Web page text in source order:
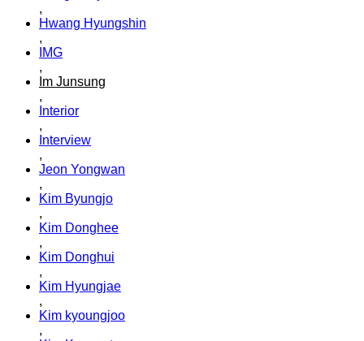
,
Hwang Hyungshin
,
IMG
,
Im Junsung
,
Interior
,
Interview
,
Jeon Yongwan
,
Kim Byungjo
,
Kim Donghee
,
Kim Donghui
,
Kim Hyungjae
,
Kim kyoungjoo
,